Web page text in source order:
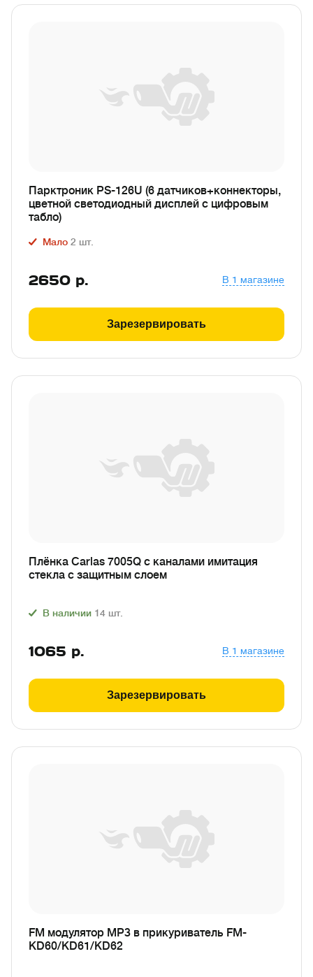
Парктроник PS-126U (6 датчиков+коннекторы,
цветной светодиодный дисплей с цифровым
табло)
Мало 2 шт.
2650 р. В 1 магазине
Зарезервировать
Плёнка Carlas 7005Q с каналами имитация
стекла с защитным слоем
В наличии 14 шт.
1065 р. В 1 магазине
Зарезервировать
FM модулятор MP3 в прикуриватель FM-
KD60/KD61/KD62